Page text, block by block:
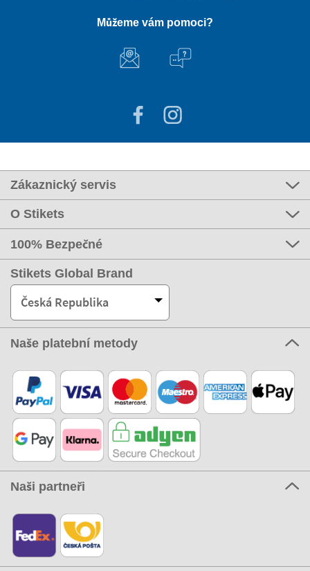
Můžeme vám pomoci?
Zákaznický servis
O Stikets
100% Bezpečné
Stikets Global Brand
Česká Republika
Naše platební metody
Naši partneři